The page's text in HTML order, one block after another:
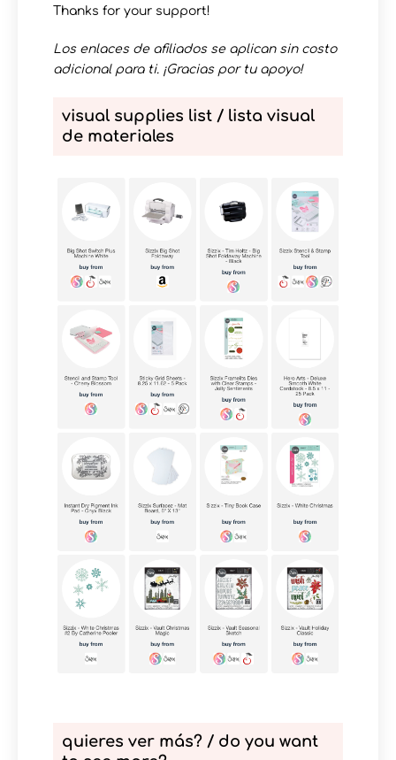
Thanks for your support!
Los enlaces de afiliados se aplican sin costo
adicional para ti. ¡Gracias por tu apoyo!
visual supplies list / lista visual
de materiales
quieres ver más? / do you want